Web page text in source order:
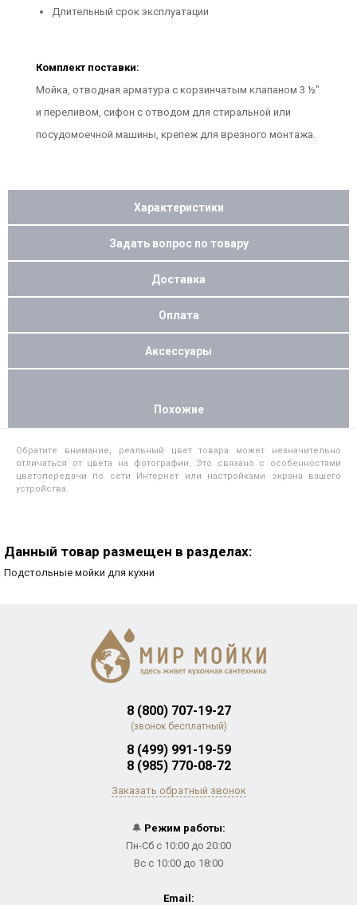
Длительный срок эксплуатации
Комплект поставки:
Мойка, отводная арматура с корзинчатым клапаном 3 ½"
и переливом, сифон с отводом для стиральной или
посудомоечной машины, крепеж для врезного монтажа.
Характеристики
Задать вопрос по товару
Доставка
Оплата
Аксессуары
Похожие
Обратите внимание, реальный цвет товара может незначительно
отличаться от цвета на фотографии. Это связано с особенностями
цветопередачи по сети Интернет или настройками экрана вашего
устройства.
Данный товар размещен в разделах:
Подстольные мойки для кухни
8 (800) 707-19-27
(звонок бесплатный)
8 (499) 991-19-59
8 (985) 770-08-72
Заказать обратный звонок
🔔 Режим работы:
Пн-Сб с 10:00 до 20:00
Вс с 10:00 до 18:00
Email: